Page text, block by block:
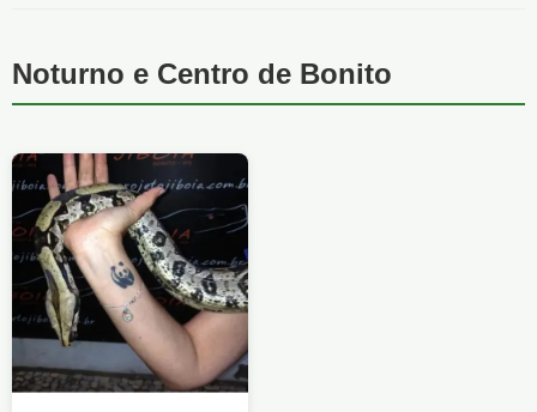
Noturno e Centro de Bonito